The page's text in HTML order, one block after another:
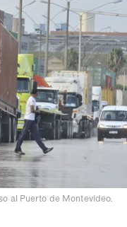
al Puerto de Montevideo.